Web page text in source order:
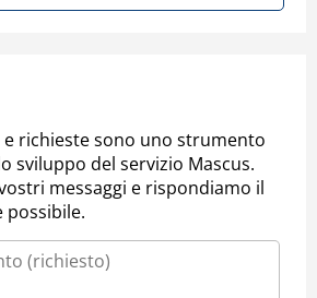
e richieste sono uno strumento
sviluppo del servizio Mascus.
messaggi e rispondiamo il
possibile.